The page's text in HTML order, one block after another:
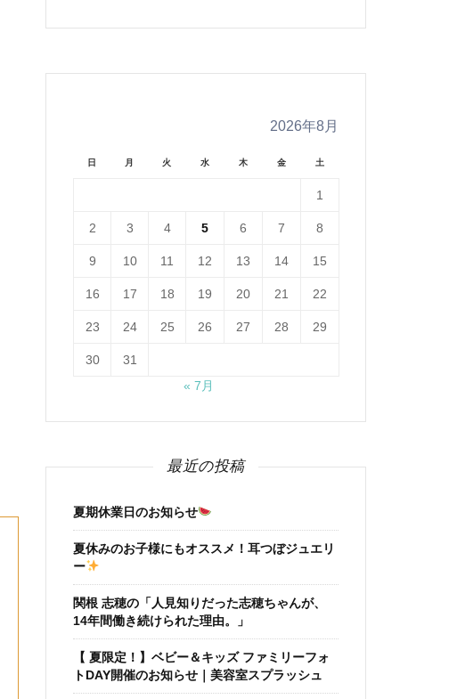
2026年8月
日 月 火 水 木 金 土
1
2 3 4 5 6 7 8
9 10 11 12 13 14 15
16 17 18 19 20 21 22
23 24 25 26 27 28 29
30
31
« 7月
最近の投稿
夏期休業日のお知らせ
夏休みのお子様にもオススメ！耳つぼジュエリ
ー
関根 志穂の「人見知りだった志穂ちゃんが、
14年間働き続けられた理由。」
【 夏限定！】ベビー＆キッズ ファミリーフォ
トDAY開催のお知らせ｜美容室スプラッシュ